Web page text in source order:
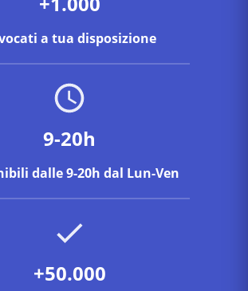
a tua disposizione
9-20h
dalle 9-20h dal Lun-Ven
+50.000